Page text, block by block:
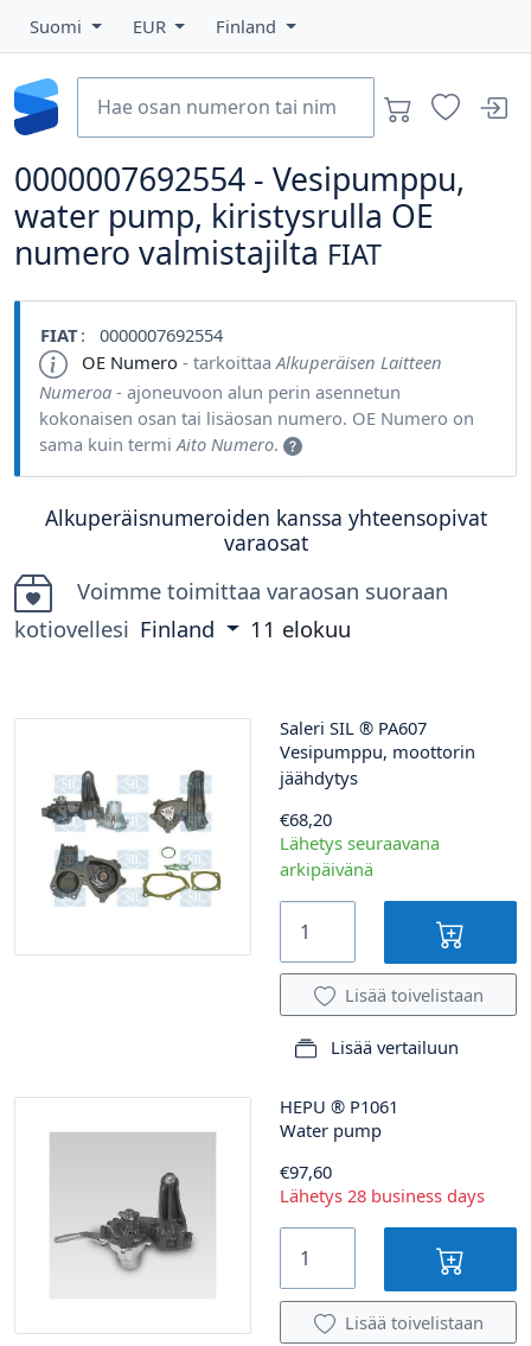
Suomi EUR Finland
0000007692554 - Vesipumppu,
water pump, kiristysrulla OE
numero valmistajilta FIAT
FIAT: 0000007692554
OE Numero - tarkoittaa Alkuperäisen Laitteen
Numeroa - ajoneuvoon alun perin asennetun
kokonaisen osan tai lisäosan numero. OE Numero on
sama kuin termi Aito Numero.
Alkuperäisnumeroiden kanssa yhteensopivat
varaosat
Voimme toimittaa varaosan suoraan
kotiovellesi Finland 11 elokuu
Saleri SIL ® PA607
Vesipumppu, moottorin
jäähdytys
€68,20
Lähetys seuraavana
arkipäivänä
Lisää toivelistaan
Lisää vertailuun
HEPU ® P1061
Water pump
€97,60
Lähetys 28 business days
Lisää toivelistaan